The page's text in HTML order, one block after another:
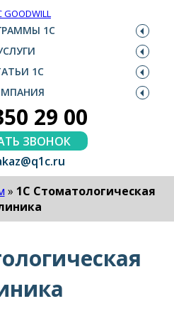
1С
1С
29 00
ЗВОНОК
» 1С Стоматологическая